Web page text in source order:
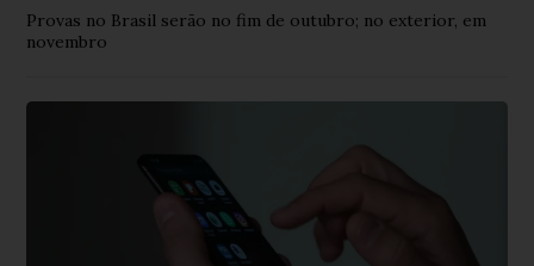
Provas no Brasil serão no fim de outubro; no exterior, em
novembro